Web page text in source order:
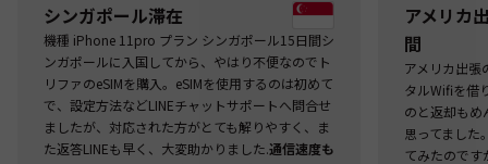
シンガポール滞在
機種 iPhone 11pro プラン シンガポール15日間シ
ンガポールに入国してから、やはり不便なのでト
リファのeSIMを購入。eSIMを使用するのは初めて
で、設定方法などLINEチャットサポートへ問合せ
ましたが、対応された方がとても解りやすく、ま
た返答LINEも早く、大変助かりました.通信速度も
アメリカ
間
アメリカ出張
タルWifiを借
のと返却もめ
思ってまし
てみたのです